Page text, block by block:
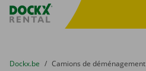
sitename
You are here:
du
Dockx.be to
Camions de déménagement